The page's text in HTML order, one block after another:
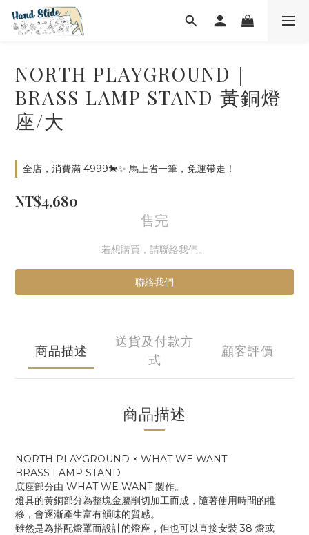
NORTH PLAYGROUND｜
BRASS LAMP STAND 黃銅燈
座/大
全店，消費滿 4999🐎✨ 馬上省一筆，免運帶走！
NT$4,680
售完
若想購買，請聯絡我們。
聯絡我們
商品描述
送貨及付款方
式
顧客評價
商品描述
NORTH PLAYGROUND × WHAT WE WANT
BRASS LAMP STAND
底座部分由 WHAT WE WANT 製作。
燈具的黃銅部分為整塊金屬削切加工而成，隨著使用時間的推
移，會逐漸產生富有韻味的質感。
雖然是為搭配燈罩而設計的燈座，但也可以直接安裝 38 燈或